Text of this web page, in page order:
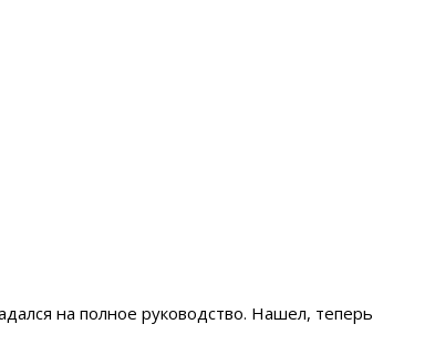
на полное руководство. Нашел, теперь